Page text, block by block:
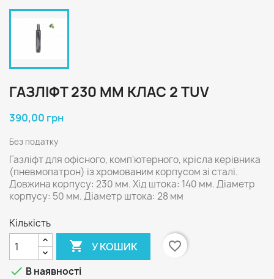
ГАЗЛІФТ 230 ММ КЛАС 2 TUV
390,00 грн
Без податку
Газліфт для офісного, комп'ютерного, крісла керівника
(пневмопатрон) із хромованим корпусом зі сталі.
Довжина корпусу: 230 мм. Хід штока: 140 мм. Діаметр
корпусу: 50 мм. Діаметр штока: 28 мм
Кількість
 У КОШИК
favorite_border
 В наявності